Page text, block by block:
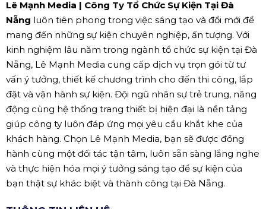
Lê Mạnh Media | Công Ty Tổ Chức Sự Kiện Tại Đà
Nẵng luôn tiên phong trong việc sáng tạo và đổi mới để
mang đến những sự kiện chuyên nghiệp, ấn tượng. Với
kinh nghiệm lâu năm trong ngành tổ chức sự kiện tại Đà
Nẵng, Lê Mạnh Media cung cấp dịch vụ trọn gói từ tư
vấn ý tưởng, thiết kế chương trình cho đến thi công, lắp
đặt và vận hành sự kiện. Đội ngũ nhân sự trẻ trung, năng
động cùng hệ thống trang thiết bị hiện đại là nền tảng
giúp công ty luôn đáp ứng mọi yêu cầu khắt khe của
khách hàng. Chọn Lê Mạnh Media, bạn sẽ được đồng
hành cùng một đối tác tận tâm, luôn sẵn sàng lắng nghe
và thực hiện hóa mọi ý tưởng sáng tạo để sự kiện của
bạn thật sự khác biệt và thành công tại Đà Nẵng.